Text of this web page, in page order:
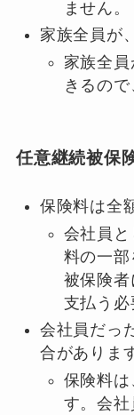
ません。
家族全員が
家族全
きるので
任意継続被保
保険料は全
会社員
料の一
被保険
支払う必
会社員だっ
合がありま
保険料は
す。会社